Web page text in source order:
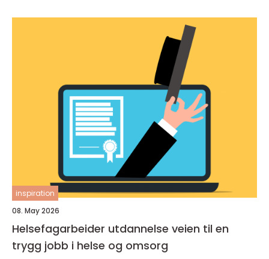
inspiration
08. May 2026
Helsefagarbeider utdannelse veien til en
trygg jobb i helse og omsorg